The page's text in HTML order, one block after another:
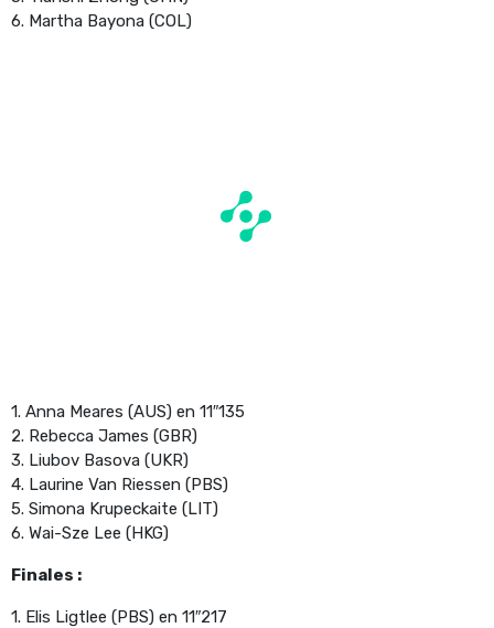
6. Martha Bayona (COL)
1. Anna Meares (AUS) en 11″135
2. Rebecca James (GBR)
3. Liubov Basova (UKR)
4. Laurine Van Riessen (PBS)
5. Simona Krupeckaite (LIT)
6. Wai-Sze Lee (HKG)
Finales :
1. Elis Ligtlee (PBS) en 11″217